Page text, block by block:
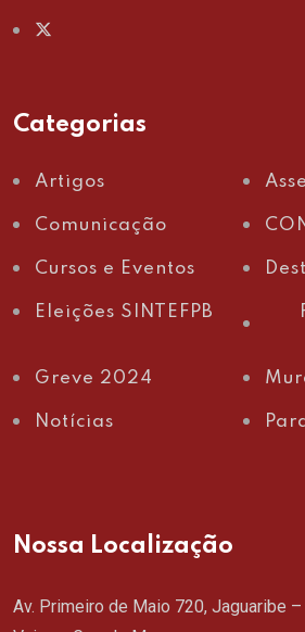
Categorias
Artigos
Comunicação
Cursos e Eventos
Eleições SINTEFPB
Greve 2024
Notícias
Nossa Localização
Av. Primeiro de Maio 720, Jaguaribe